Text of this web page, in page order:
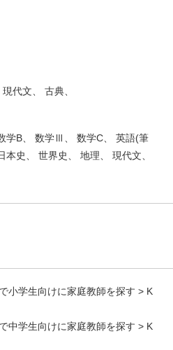
代文、 古典、
B、 数学Ⅲ、 数学C、 英語(筆
史、 世界史、 地理、 現代文、
小学生向けに家庭教師を探す > K
中学生向けに家庭教師を探す > K